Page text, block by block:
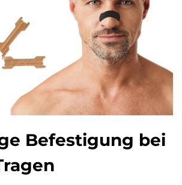
Befestigung bei